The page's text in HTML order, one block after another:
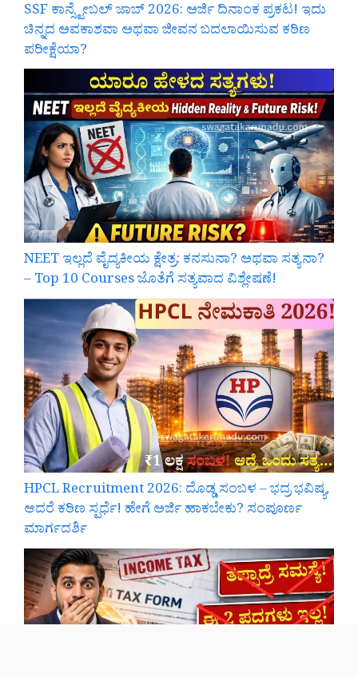
SSF ಕಾನ್ಸ್ಟೇಬಲ್ ಜಾಬ್ 2026: ಅರ್ಜಿ ದಿನಾಂಕ ಪ್ರಕಟ! ಇದು
ಚಿನ್ನದ ಅವಕಾಶವಾ ಅಥವಾ ಜೀವನ ಬದಲಾಯಿಸುವ ಕಠಿಣ
ಪರೀಕ್ಷೆಯಾ?
NEET ಇಲ್ಲದೆ ವೈದ್ಯಕೀಯ ಕ್ಷೇತ್ರ: ಕನಸುನಾ? ಅಥವಾ ಸತ್ಯನಾ?
– Top 10 Courses ಜೊತೆಗೆ ಸತ್ಯವಾದ ವಿಶ್ಲೇಷಣೆ!
HPCL Recruitment 2026: ದೊಡ್ಡ ಸಂಬಳ – ಭದ್ರ ಭವಿಷ್ಯ,
ಆದರೆ ಕಠಿಣ ಸ್ಪರ್ಧೆ! ಹೇಗೆ ಅರ್ಜಿ ಹಾಕಬೇಕು? ಸಂಪೂರ್ಣ
ಮಾರ್ಗದರ್ಶಿ